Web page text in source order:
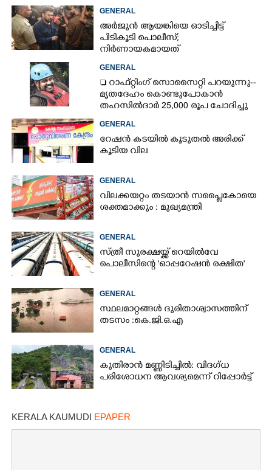
GENERAL
അർജുൻ ആയങ്കിയെ ഓടിച്ചിട്ട്
പിടികൂടി പൊലീസ്;
നിർണായകമായത്
സംശയം
GENERAL
 റാഫ്റ്റിംഗ് സൊസൈറ്റി പറയുന്നു--
മൃതദേഹം കൊണ്ടുപോകാൻ
തഹസിൽദാർ 25,000 രൂപ ചോദിച്ചു
GENERAL
റേഷൻ കടയിൽ കൂടുതൽ അരിക്ക്
കൂടിയ വില
GENERAL
വിലക്കയറ്റം തടയാൻ സപ്ലൈകോയെ
ശക്തമാക്കും : മുഖ്യമന്ത്രി
GENERAL
സ്ത്രീ സുരക്ഷയ്ക്ക് റെയിൽവേ
പൊലീസിന്റെ 'ഓപ്പറേഷൻ രക്ഷിത'
GENERAL
സ്ഥലമാറ്റങ്ങൾ ദുരിതാശ്വാസത്തിന്
തടസം :കെ.ജി.ഒ.എ
GENERAL
കുതിരാൻ മണ്ണിടിച്ചിൽ: വിദഗ്ധ
പരിശോധന ആവശ്യമെന്ന് റിപ്പോർട്ട്
KERALA KAUMUDI EPAPER